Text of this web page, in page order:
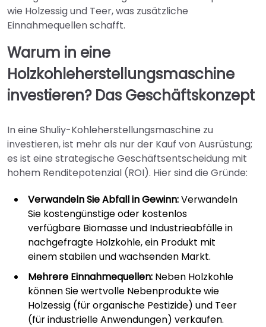
wie Holzessig und Teer, was zusätzliche
Einnahmequellen schafft.
Warum in eine
Holzkohleherstellungsmaschine
investieren? Das Geschäftskonzept
In eine Shuliy-Kohleherstellungsmaschine zu
investieren, ist mehr als nur der Kauf von Ausrüstung;
es ist eine strategische Geschäftsentscheidung mit
hohem Renditepotenzial (ROI). Hier sind die Gründe:
Verwandeln Sie Abfall in Gewinn:Verwandeln
Sie kostengünstige oder kostenlos
verfügbare Biomasse und Industrieabfälle in
nachgefragte Holzkohle, ein Produkt mit
einem stabilen und wachsenden Markt.
Mehrere Einnahmequellen: Neben Holzkohle
können Sie wertvolle Nebenprodukte wie
Holzessig (für organische Pestizide) und Teer
(für industrielle Anwendungen) verkaufen.